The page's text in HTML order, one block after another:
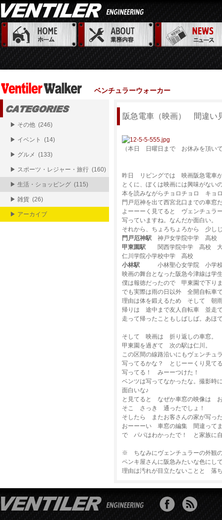
ベンチュラーウォーカー
阪急電車（映画） 間違い
（本日 日曜日まで お休みを頂い
昨日 リビングでは 映画阪急電車
とくに、ぼくは映画には興味がない
本を読みながらチョロチョロ キョ
門戸厄神を出て西宮北口までの車窓
よーーーく見てると ヴェンチュラ
写っていますね。なんだか面白い。
それから、ちょろちょろから 少し
門戸厄神駅 神戸女学院中学 高校
甲東園駅
関西学院中学 高校
仁川学院小学校中学 高校
小林駅 小林聖心女学院 小学
映画の舞台となった阪急今津線は学
僕は報徳だったので 甲東園で下り
でも実際は雨の日以外 全開自転車
理由は体を鍛えるため そして 朝
帰りは 途中まで友人自転車 並走
走って帰ったこともしばしば。あほ
そして 映画は 折り返しの車窓。
甲東園を過ぎて 次の駅は仁川。
この区間の線路沿いにもヴェンチ
写ってるかな？ とじーーくり見て
写ってる！ みーーつけた！
ベンツは写ってなかったな。撮影
面白いな♪
と見てると なぜか車窓の映像は
そこ さっき 通ったでしょ！
そしたら またお客さんの家が写っ
おーーーい 車窓の編集 間違って
で パパはわかったで！ と家族に
※ ちなみにヴェンチュラーの外観
ペンキ屋さんに阪急みたいな色に
理由は汚れが目立たないことと 落
▶ その他 (246)
▶ イベント (14)
▶ グルメ (133)
▶ スポーツ・レジャー・旅行 (160)
▶ 生活・ショッピング (115)
▶ 雑貨 (26)
▶ アーカイブ